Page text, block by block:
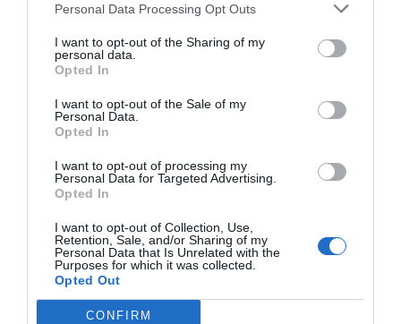
Personal Data Processing Opt Outs
I want to opt-out of the Sharing of my
personal data.
Opted In
I want to opt-out of the Sale of my
Personal Data.
Opted In
I want to opt-out of processing my
Personal Data for Targeted Advertising.
Opted In
I want to opt-out of Collection, Use,
Retention, Sale, and/or Sharing of my
Personal Data that Is Unrelated with the
Purposes for which it was collected.
Opted Out
CONFIRM
Was liegt in der Nähe